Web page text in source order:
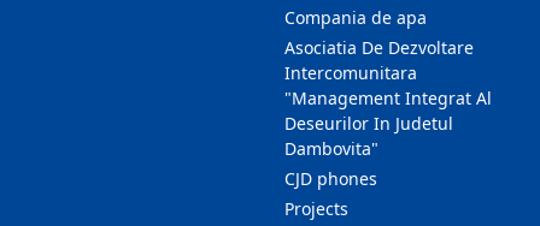
Compania de apa
Asociatia De Dezvoltare
Intercomunitara
"Management Integrat Al
Deseurilor In Judetul
Dambovita"
CJD phones
Projects